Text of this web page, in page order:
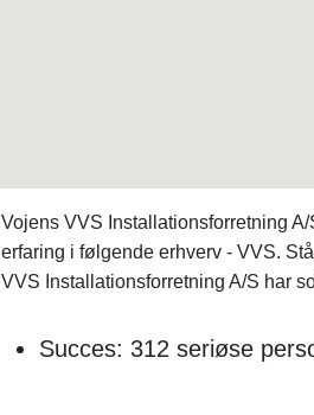
Vojens VVS Installationsforretning
erfaring i følgende erhverv - VVS.
VVS Installationsforretning A/S har
Succes: 312 seriøse